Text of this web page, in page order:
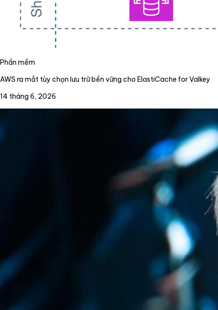
Phần mềm
AWS ra mắt tùy chọn lưu trữ bền vững cho ElastiCache for Valkey
14 tháng 6, 2026